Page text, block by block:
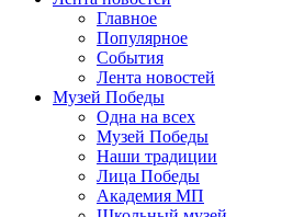
Главное
Популярное
События
Лента новостей
Музей Победы
Одна на всех
Музей Победы
Наши традиции
Лица Победы
Академия МП